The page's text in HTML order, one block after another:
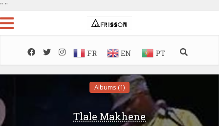
" "
FR EN PT
Albums (1)
Tlale Makhene